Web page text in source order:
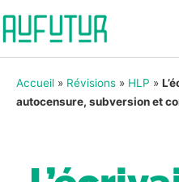
Accueil » Révisions » HLP »
autocensure, subversion et